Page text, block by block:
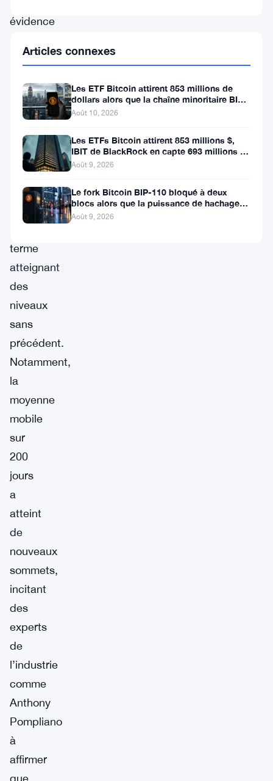
évidence
durable
Bitcoin,
avec
ses
indicateurs
tendance
terme
atteignant
des
niveaux
sans
précédent.
Notamment,
la
moyenne
mobile
sur
200
jours
a
atteint
de
nouveaux
sommets,
incitant
des
experts
de
l’industrie
comme
Anthony
Pompliano
à
affirmer
que
Articles connexes
Les ETF Bitcoin attirent 853 millions de
dollars alors que la chaîne minoritaire BIP-
110 meurt après deux
Août 10, 2026
Les ETFs Bitcoin attirent 853 millions $,
IBIT de BlackRock en capte 693 millions en
une semaine
Août 9, 2026
Le fork Bitcoin BIP-110 bloqué à deux
blocs alors que la puissance de hachage
se fait rare
Août 9, 2026